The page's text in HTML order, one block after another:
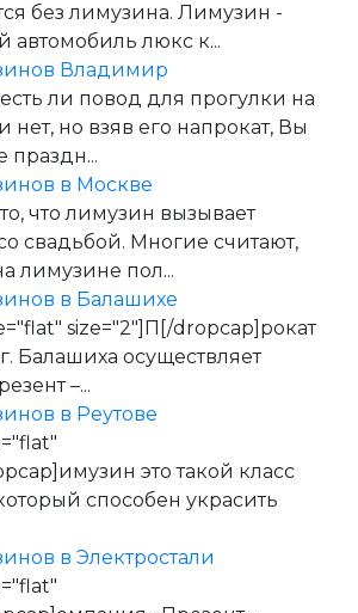
без лимузина. Лимузин -
автомобиль люкс к...
Владимир
ли повод для прогулки на
но взяв его напрокат, Вы
праздн...
в Москве
что лимузин вызывает
свадьбой. Многие считают,
лимузине пол...
в Балашихе
size="2"]П[/dropcap]рокат
Балашиха осуществляет
–...
в Реутове
это такой класс
способен украсить
в Электростали